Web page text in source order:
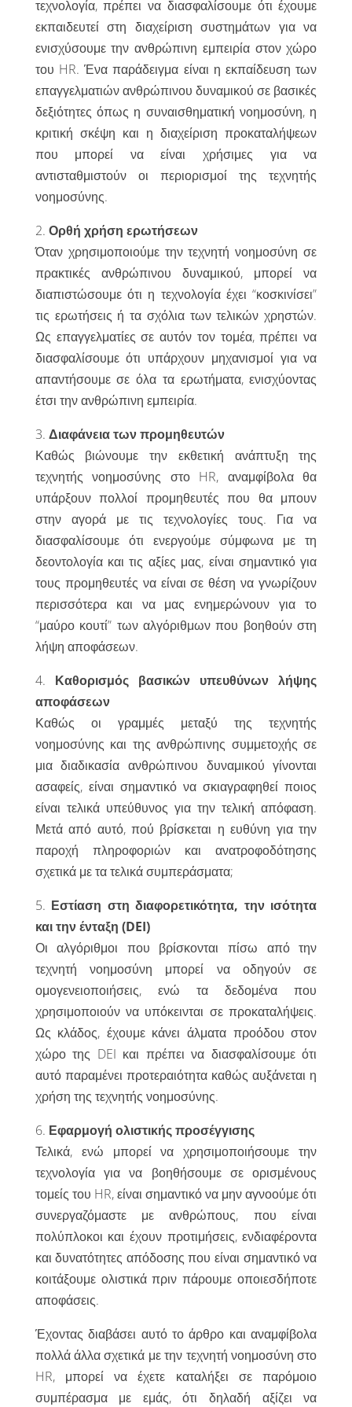
τεχνολογία, πρέπει να διασφαλίσουμε ότι έχουμε
εκπαιδευτεί στη διαχείριση συστημάτων για να
ενισχύσουμε την ανθρώπινη εμπειρία στον χώρο
του HR. Ένα παράδειγμα είναι η εκπαίδευση των
επαγγελματιών ανθρώπινου δυναμικού σε βασικές
δεξιότητες όπως η συναισθηματική νοημοσύνη, η
κριτική σκέψη και η διαχείριση προκαταλήψεων
που μπορεί να είναι χρήσιμες για να
αντισταθμιστούν οι περιορισμοί της τεχνητής
νοημοσύνης.
2. Ορθή χρήση ερωτήσεων
Όταν χρησιμοποιούμε την τεχνητή νοημοσύνη σε
πρακτικές ανθρώπινου δυναμικού, μπορεί να
διαπιστώσουμε ότι η τεχνολογία έχει “κοσκινίσει”
τις ερωτήσεις ή τα σχόλια των τελικών χρηστών.
Ως επαγγελματίες σε αυτόν τον τομέα, πρέπει να
διασφαλίσουμε ότι υπάρχουν μηχανισμοί για να
απαντήσουμε σε όλα τα ερωτήματα, ενισχύοντας
έτσι την ανθρώπινη εμπειρία.
3. Διαφάνεια των προμηθευτών
Καθώς βιώνουμε την εκθετική ανάπτυξη της
τεχνητής νοημοσύνης στο HR, αναμφίβολα θα
υπάρξουν πολλοί προμηθευτές που θα μπουν
στην αγορά με τις τεχνολογίες τους. Για να
διασφαλίσουμε ότι ενεργούμε σύμφωνα με τη
δεοντολογία και τις αξίες μας, είναι σημαντικό για
τους προμηθευτές να είναι σε θέση να γνωρίζουν
περισσότερα και να μας ενημερώνουν για το
“μαύρο κουτί” των αλγόριθμων που βοηθούν στη
λήψη αποφάσεων.
4. Καθορισμός βασικών υπευθύνων λήψης
αποφάσεων
Καθώς οι γραμμές μεταξύ της τεχνητής
νοημοσύνης και της ανθρώπινης συμμετοχής σε
μια διαδικασία ανθρώπινου δυναμικού γίνονται
ασαφείς, είναι σημαντικό να σκιαγραφηθεί ποιος
είναι τελικά υπεύθυνος για την τελική απόφαση.
Μετά από αυτό, πού βρίσκεται η ευθύνη για την
παροχή πληροφοριών και ανατροφοδότησης
σχετικά με τα τελικά συμπεράσματα;
5. Εστίαση στη διαφορετικότητα, την ισότητα
και την ένταξη (DEI)
Οι αλγόριθμοι που βρίσκονται πίσω από την
τεχνητή νοημοσύνη μπορεί να οδηγούν σε
ομογενειοποιήσεις, ενώ τα δεδομένα που
χρησιμοποιούν να υπόκεινται σε προκαταλήψεις.
Ως κλάδος, έχουμε κάνει άλματα προόδου στον
χώρο της DEI και πρέπει να διασφαλίσουμε ότι
αυτό παραμένει προτεραιότητα καθώς αυξάνεται η
χρήση της τεχνητής νοημοσύνης.
6. Εφαρμογή ολιστικής προσέγγισης
Τελικά, ενώ μπορεί να χρησιμοποιήσουμε την
τεχνολογία για να βοηθήσουμε σε ορισμένους
τομείς του HR, είναι σημαντικό να μην αγνοούμε ότι
συνεργαζόμαστε με ανθρώπους, που είναι
πολύπλοκοι και έχουν προτιμήσεις, ενδιαφέροντα
και δυνατότητες απόδοσης που είναι σημαντικό να
κοιτάξουμε ολιστικά πριν πάρουμε οποιεσδήποτε
αποφάσεις.
Έχοντας διαβάσει αυτό το άρθρο και αναμφίβολα
πολλά άλλα σχετικά με την τεχνητή νοημοσύνη στο
HR, μπορεί να έχετε καταλήξει σε παρόμοιο
συμπέρασμα με εμάς, ότι δηλαδή αξίζει να